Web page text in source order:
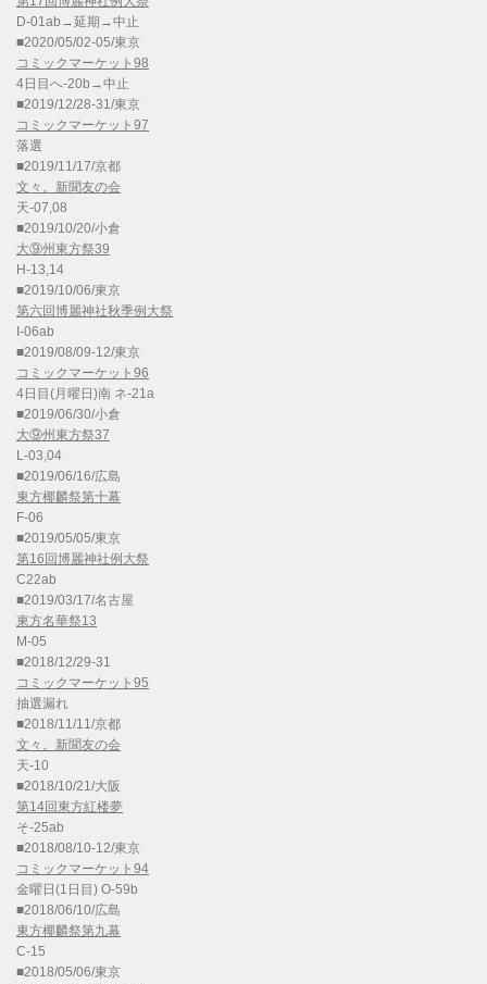
D-01ab→延期→中止
■2020/05/02-05/東京
コミックマーケット98
4日目へ-20b→中止
■2019/12/28-31/東京
コミックマーケット97
落選
■2019/11/17/京都
文々。新聞友の会
天-07,08
■2019/10/20/小倉
大⑨州東方祭39
H-13,14
■2019/10/06/東京
第六回博麗神社秋季例大祭
I-06ab
■2019/08/09-12/東京
コミックマーケット96
4日目(月曜日)南 ネ-21a
■2019/06/30/小倉
大⑨州東方祭37
L-03,04
■2019/06/16/広島
東方椰麟祭第十幕
F-06
■2019/05/05/東京
第16回博麗神社例大祭
C22ab
■2019/03/17/名古屋
東方名華祭13
M-05
■2018/12/29-31
コミックマーケット95
抽選漏れ
■2018/11/11/京都
文々。新聞友の会
天-10
■2018/10/21/大阪
第14回東方紅楼夢
そ-25ab
■2018/08/10-12/東京
コミックマーケット94
金曜日(1日目) O-59b
■2018/06/10/広島
東方椰麟祭第九幕
C-15
■2018/05/06/東京